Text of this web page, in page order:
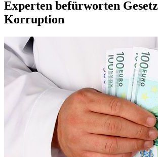
Experten befürworten Gesetz
Korruption